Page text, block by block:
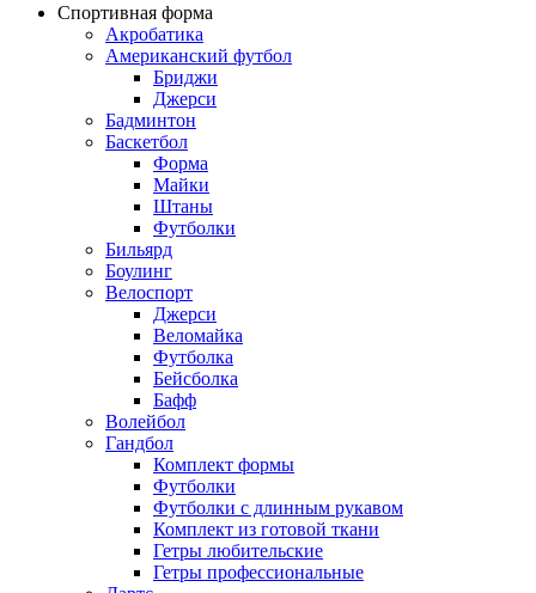
Спортивная форма
Акробатика
Американский футбол
Бриджи
Джерси
Бадминтон
Баскетбол
Форма
Майки
Штаны
Футболки
Бильярд
Боулинг
Велоспорт
Джерси
Веломайка
Футболка
Бейсболка
Бафф
Волейбол
Гандбол
Комплект формы
Футболки
Футболки с длинным рукавом
Комплект из готовой ткани
Гетры любительские
Гетры профессиональные